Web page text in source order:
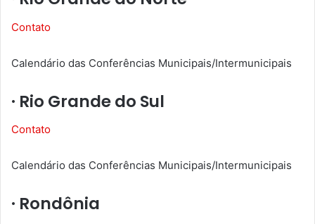
Contato
Calendário das Conferências Municipais/Intermunicipais
· Rio Grande do Sul
Contato
Calendário das Conferências Municipais/Intermunicipais
· Rondônia